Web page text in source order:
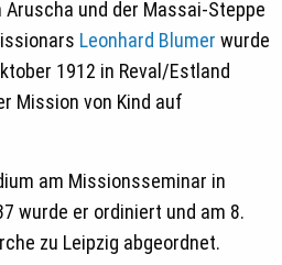
und der Massai-Steppe
Leonhard Blumer wurde
1912 in Reval/Estland
Mission von Kind auf
am Missionsseminar in
wurde er ordiniert und am 8.
zu Leipzig abgeordnet.